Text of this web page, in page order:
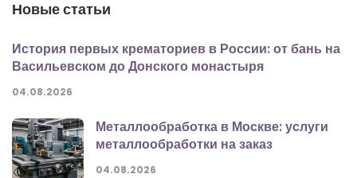
Новые статьи
История первых крематориев в России: от бань на
Васильевском до Донского монастыря
04.08.2026
Металлообработка в Москве: услуги
металлообработки на заказ
04.08.2026